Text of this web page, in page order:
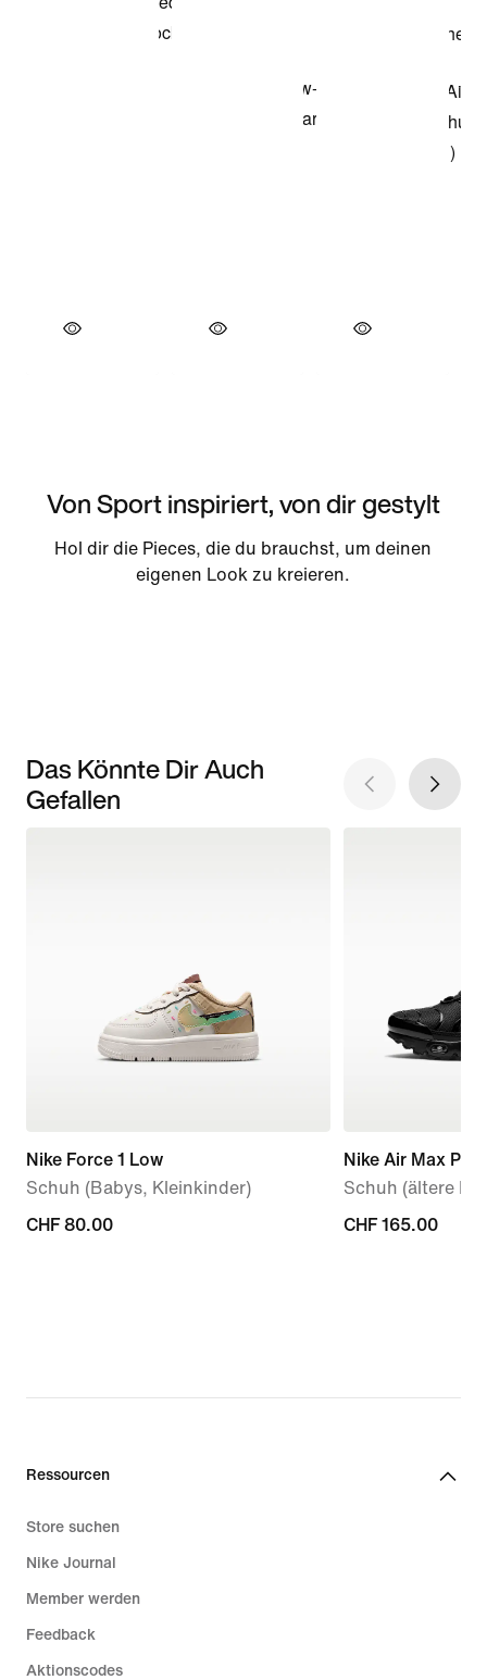
Von Sport inspiriert, von dir gestylt
Hol dir die Pieces, die du brauchst, um deinen
eigenen Look zu kreieren.
Das Könnte Dir Auch
Gefallen
Nike Force 1 Low
Schuh (Babys, Kleinkinder)
CHF 80.00
CHF 80.00
Nike Air Max Plus
Schuh (ältere
CHF 165.00
CHF 165.00
Ressourcen
Store suchen
Nike Journal
Member werden
Feedback
Aktionscodes